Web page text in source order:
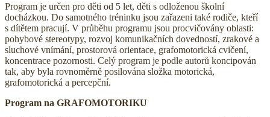
Program je určen pro děti od 5 let, děti s odloženou školní
docházkou. Do samotného tréninku jsou zařazeni také rodiče, kteří
s dítětem pracují. V průběhu programu jsou procvičovány oblasti:
pohybové stereotypy, rozvoj komunikačních dovedností, zrakové a
sluchové vnímání, prostorová orientace, grafomotorická cvičení,
koncentrace pozornosti. Celý program je podle autorů koncipován
tak, aby byla rovnoměrně posilována složka motorická,
grafomotorická a percepční.
Program na GRAFOMOTORIKU